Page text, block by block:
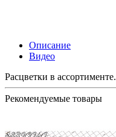
Описание
Видео
Расцветки в ассортименте.
Рекомендуемые товары